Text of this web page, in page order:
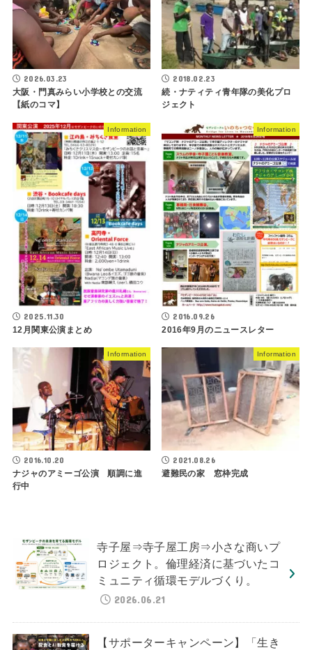
2026.03.23
大阪・門真みらい小学校との交流
【紙のコマ】
2018.02.23
続・ナティティ青年隊の美化プロ
ジェクト
Information
2025.11.30
12月関東公演まとめ
Information
2016.09.26
2016年9月のニュースレター
Information
2016.10.20
ナジャのアミーゴ公演 順調に進
行中
Information
2021.08.26
避難民の家 窓枠完成
寺子屋⇒寺子屋工房⇒小さな商いプ
ロジェクト。倫理経済に基づいたコ
ミュニティ循環モデルづくり。
2026.06.21
【サポーターキャンペーン】「生き